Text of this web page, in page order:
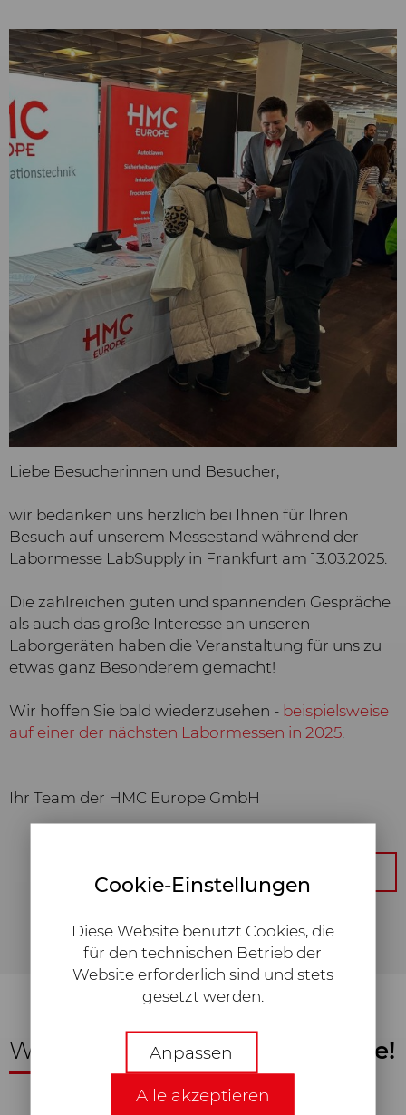
Cookie-Einstellungen
Diese Website benutzt Cookies, die
für den technischen Betrieb der
Website erforderlich sind und stets
gesetzt werden.
technisch Notwendige
Erforderliche Web-Technologien
und Cookies machen unsere
Anpassen
Alle akzeptieren
Liebe Besucherinnen und Besucher,
wir bedanken uns herzlich bei Ihnen für Ihren
Besuch auf unserem Messestand während der
Labormesse LabSupply in Frankfurt am 13.03.2025.
Die zahlreichen guten und spannenden Gespräche
als auch das große Interesse an unseren
Laborgeräten haben die Veranstaltung für uns zu
etwas ganz Besonderem gemacht!
Wir hoffen Sie bald wiederzusehen - beispielsweise
auf einer der nächsten Labormessen in 2025
Ihr Team der HMC Europe GmbH
Wir freuen uns auf Ihre Anfrage!